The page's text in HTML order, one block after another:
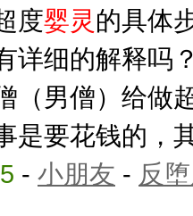
度婴灵 的具体
详细的解释吗
（男僧）给做
是要花钱的，
- 小朋友 - 反